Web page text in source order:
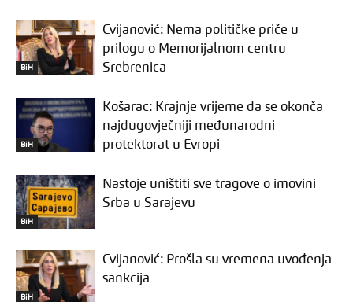
BiH
Cvijanović: Nema političke priče u
prilogu o Memorijalnom centru
Srebrenica
BiH
Košarac: Krajnje vrijeme da se okonča
najdugovječniji međunarodni
protektorat u Evropi
BiH
Nastoje uništiti sve tragove o imovini
Srba u Sarajevu
BiH
Cvijanović: Prošla su vremena uvođenja
sankcija